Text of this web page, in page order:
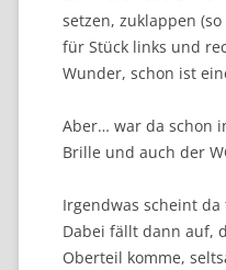
setzen, zuklappen
für Stück links und
Wunder, schon ist
Aber… war da schon
Brille und auch der
Irgendwas scheint
Dabei fällt dann auf,
Oberteil komme,